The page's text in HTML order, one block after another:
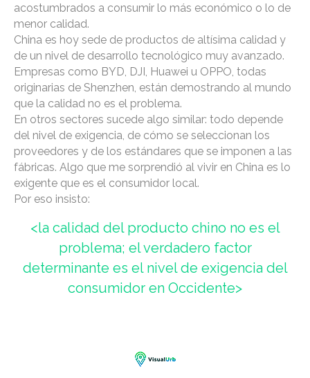
acostumbrados a consumir lo más económico o lo de
menor calidad.
China es hoy sede de productos de altísima calidad y
de un nivel de desarrollo tecnológico muy avanzado.
Empresas como BYD, DJI, Huawei u OPPO, todas
originarias de Shenzhen, están demostrando al mundo
que la calidad no es el problema.
En otros sectores sucede algo similar: todo depende
del nivel de exigencia, de cómo se seleccionan los
proveedores y de los estándares que se imponen a las
fábricas. Algo que me sorprendió al vivir en China es lo
exigente que es el consumidor local.
Por eso insisto:
<la calidad del producto chino no es el
problema; el verdadero factor
determinante es el nivel de exigencia del
consumidor en Occidente>